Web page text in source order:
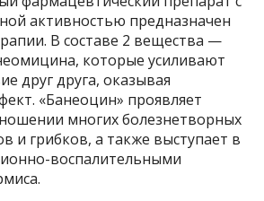
активностью предназначен
В составе 2 вещества —
которые усиливают
друг друга, оказывая
«Банеоцин» проявляет
многих болезнетворных
и грибков, а также выступает в
воспалительными